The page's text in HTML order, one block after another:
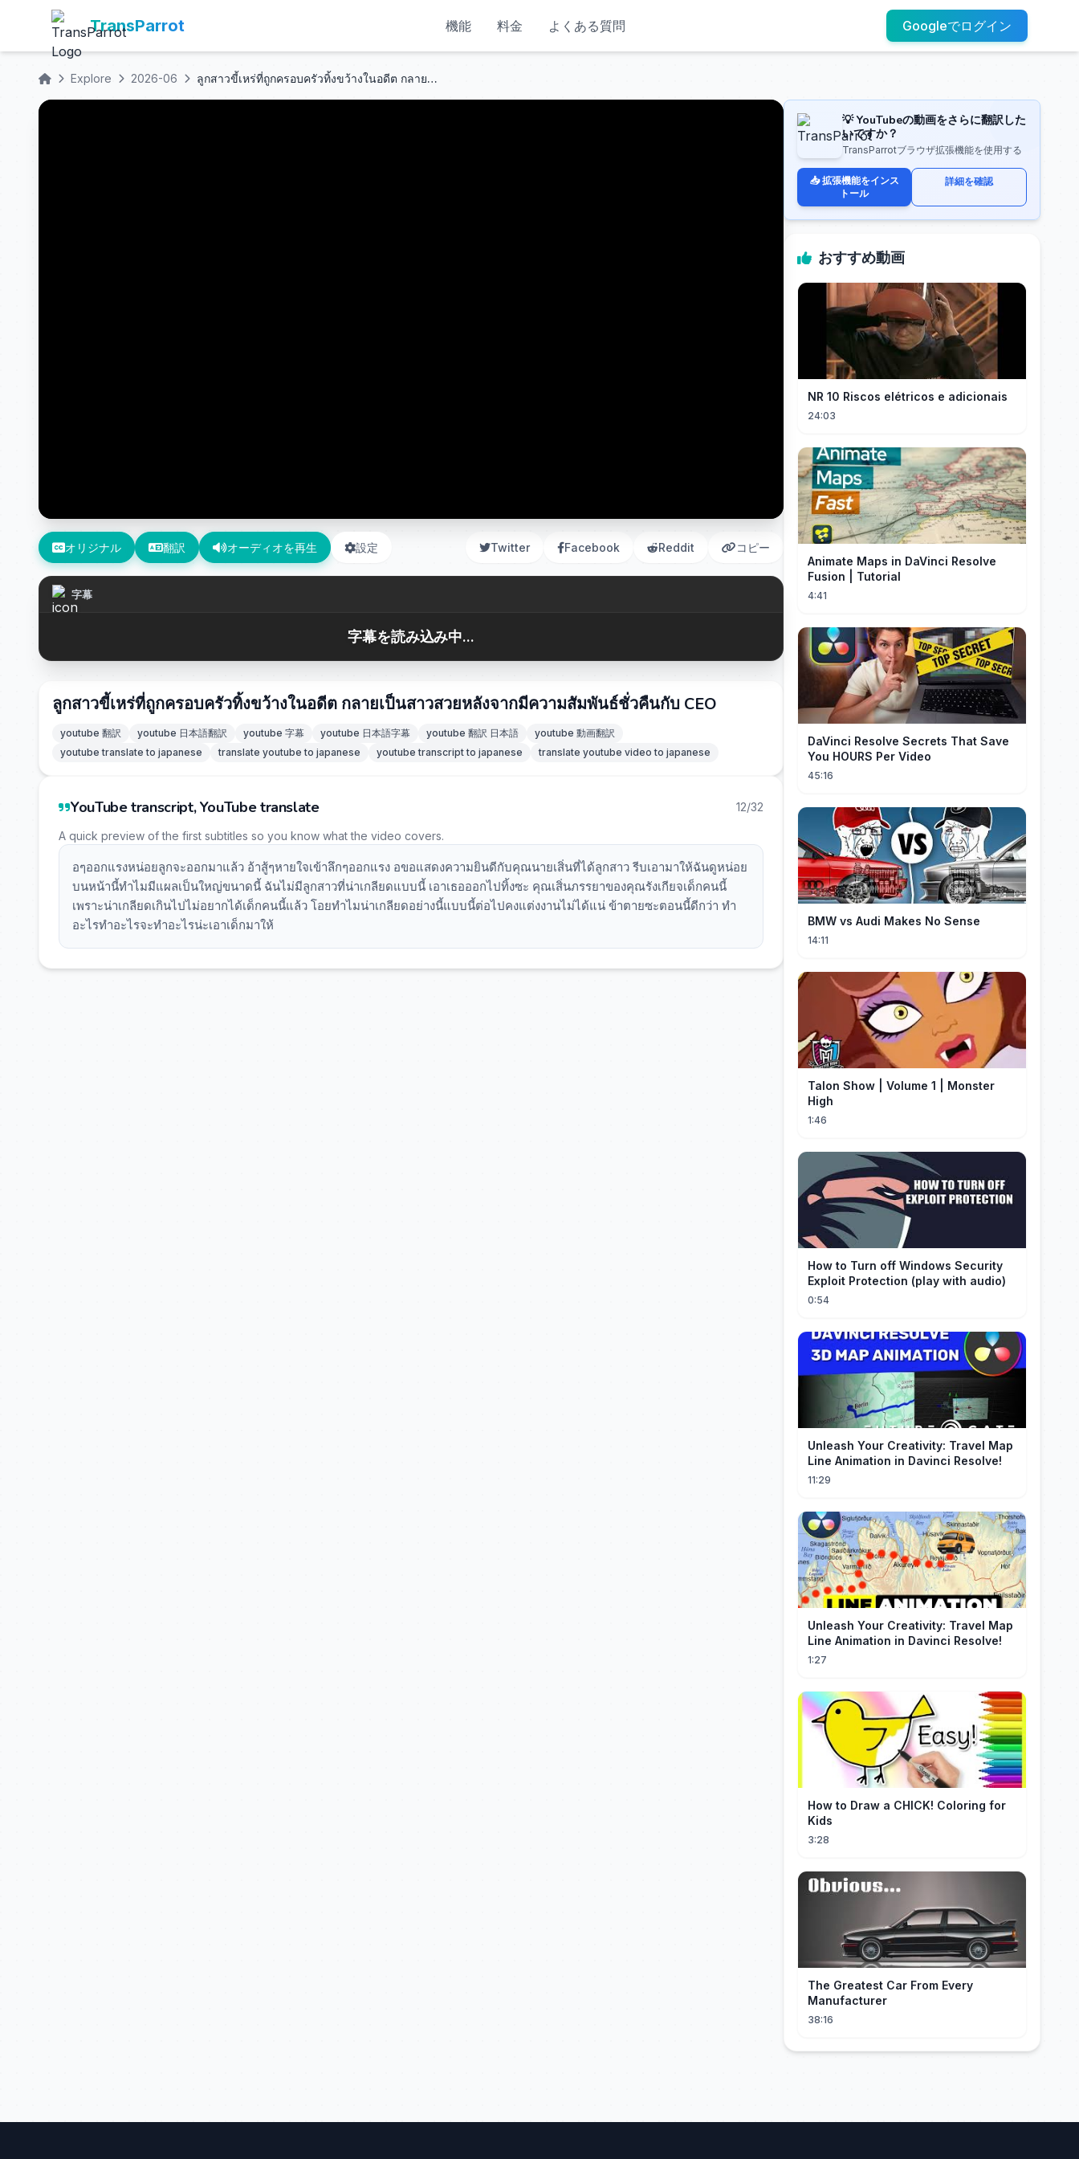
TransParrot 機能 料金 よくある質問 Googleでログイン
Explore 2026-06 ลูกสาวขี้เหร่ที่ถูกครอบครัวทิ้งขว้างในอดีต กลายเป็นสาวสวยหลังจากมีความสัมพันธ์ชั่วคืนกับ CEO
オリジナル 翻訳 オーディオを再生 設定 Twitter Facebook Reddit コピー
字幕
字幕を読み込み中...
ลูกสาวขี้เหร่ที่ถูกครอบครัวทิ้งขว้างในอดีต กลายเป็นสาวสวยหลังจากมีความสัมพันธ์ชั่วคืนกับ CEO
youtube 翻訳 youtube 日本語翻訳 youtube 字幕 youtube 日本語字幕 youtube 翻訳 日本語
youtube 動画翻訳
youtube translate to japanese
translate youtube to japanese youtube transcript to japanese translate youtube video to japanese
YouTube transcript, YouTube translate 12/32
A quick preview of the first subtitles so you know what the video covers.
อๆออกแรงหน่อยลูกจะออกมาแล้ว อ้าสู้ๆหายใจเข้าลึกๆออกแรง อขอแสดงความยินดีกับคุณนายเสิ่นที่ได้ลูกสาว รีบเอามาให้ฉันดูหน่อย
บนหน้านี้ทำไมมีแผลเป็นใหญ่ขนาดนี้ ฉันไม่มีลูกสาวที่น่าเกลียดแบบนี้ เอาเธอออกไปทิ้งซะ คุณเสิ่นภรรยาของคุณรังเกียจเด็กคนนี้
เพราะน่าเกลียดเกินไปไม่อยากได้เด็กคนนี้แล้ว โอยทำไมน่าเกลียดอย่างนี้แบบนี้ต่อไปคงแต่งงานไม่ได้แน่ ข้าตายซะตอนนี้ดีกว่า ทำ
อะไรทำอะไรจะทำอะไรน่ะเอาเด็กมาให้
💡 YouTubeの動画をさらに翻訳した
いですか？
TransParrotブラウザ拡張機能を使用する
📥 拡張機能をインス
トール
詳細を確認
おすすめ動画
NR 10 Riscos elétricos e adicionais
24:03
Animate Maps in DaVinci Resolve
Fusion | Tutorial
4:41
DaVinci Resolve Secrets That Save
You HOURS Per Video
45:16
BMW vs Audi Makes No Sense
14:11
Talon Show | Volume 1 | Monster
High
1:46
How to Turn off Windows Security
Exploit Protection (play with audio)
0:54
Unleash Your Creativity: Travel Map
Line Animation in Davinci Resolve!
11:29
Unleash Your Creativity: Travel Map
Line Animation in Davinci Resolve!
1:27
How to Draw a CHICK! Coloring for
Kids
3:28
The Greatest Car From Every
Manufacturer
38:16